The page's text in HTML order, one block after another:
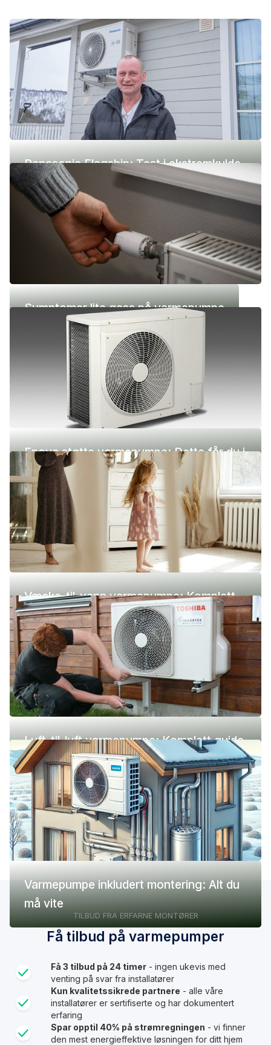
Panasonic Flagship: Test i ekstremkulde
(-42 °C)
Symptomer lite gass på varmepumpe
Enova støtte varmepumpe: Dette får du i
2026
Væske-til-vann varmepumpe: Komplett
guide (pris, fordeler og ulemper)
Luft-til-luft varmepumpe: Komplett guide
(pris, fordeler og ulemper)
Varmepumpe inkludert montering: Alt du
må vite
TILBUD FRA ERFARNE MONTØRER
Få tilbud på varmepumper
Få 3 tilbud på 24 timer - ingen ukevis med
venting på svar fra installatører
Kun kvalitetssikrede partnere - alle våre
installatører er sertifiserte og har dokumentert
erfaring
Spar opptil 40% på strømregningen - vi finner
den mest energieffektive løsningen for ditt hjem